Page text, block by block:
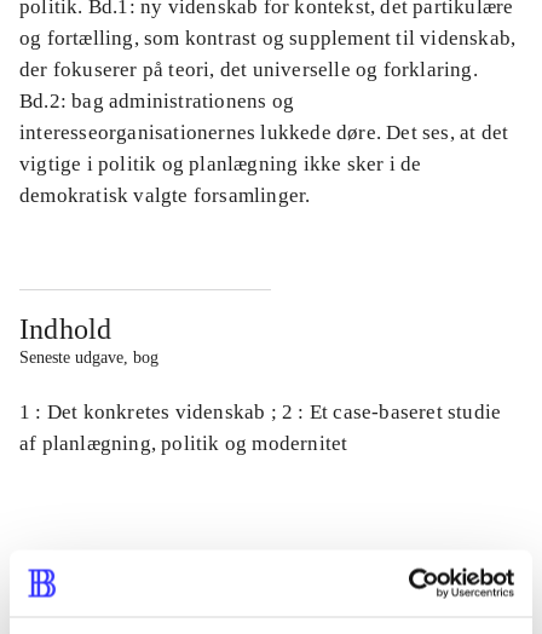
politik. Bd.1: ny videnskab for kontekst, det partikulære
og fortælling, som kontrast og supplement til videnskab,
der fokuserer på teori, det universelle og forklaring.
Bd.2: bag administrationens og
interesseorganisationernes lukkede døre. Det ses, at det
vigtige i politik og planlægning ikke sker i de
demokratisk valgte forsamlinger.
Indhold
Seneste udgave, bog
1 : Det konkretes videnskab ; 2 : Et case-baseret studie
af planlægning, politik og modernitet
Tidsskrift